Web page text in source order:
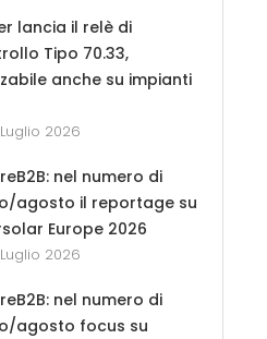
lancia il relè di
Tipo 70.33,
anche su impianti
Luglio 2026
nel numero di
agosto il reportage su
Europe 2026
Luglio 2026
nel numero di
agosto focus su